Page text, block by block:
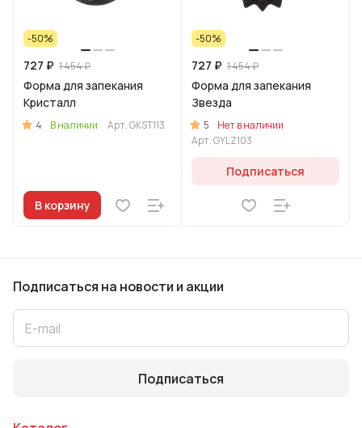
-50%
727 ₽ 1 454 ₽
Форма для запекания
Кристалл
4 В наличии Арт.GKST113
В корзину
-50%
727 ₽ 1 454 ₽
Форма для запекания
Звезда
5
Нет в наличии
Арт.GYLZ103
Подписаться
Подписаться на новости и акции
Подписаться